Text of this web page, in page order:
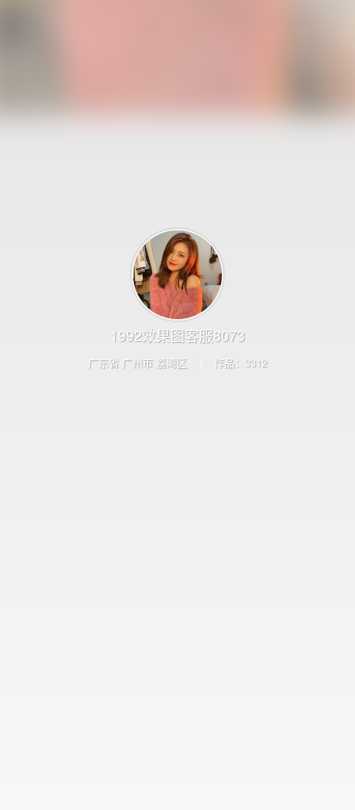
1992效果图客服8073
广东省 广州市 荔湾区 作品：3312